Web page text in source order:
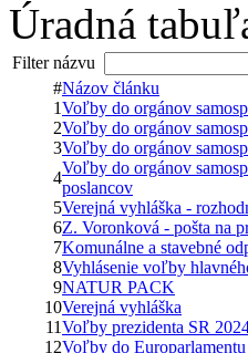
Úradná
Filter názvu
#Názov článku
1Voľby do orgánov
2Voľby do orgánov
3Voľby do orgánov
4
Voľby do orgánov
poslancov
5Verejná vyhláška -
6Z. Voronková - pošta na
7Komunálne a stavebné
8Vyhlásenie voľby
9NATUR PACK
10Verejná vyhláška
11Voľby prezidenta SR
12Voľby do